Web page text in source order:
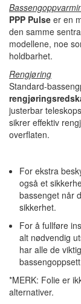
PPP Pulse er en
den samme
modellene, noe
holdbarhet.
Rengjøring
Standard-
justerbar
sikrer effektiv
overflaten.
For ekstra
også et
bassenget når
sikkerhet.
For å fullføre
alt nødvendig
har alle de
*MERK: Folie er
alternativer.